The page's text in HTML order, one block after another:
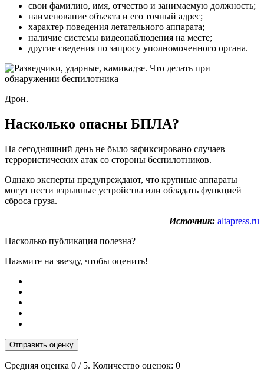
свои фамилию, имя, отчество и занимаемую должность;
наименование объекта и его точный адрес;
характер поведения летательного аппарата;
наличие системы видеонаблюдения на месте;
другие сведения по запросу уполномоченного органа.
Дрон.
Насколько опасны БПЛА?
На сегодняшний день не было зафиксировано случаев
террористических атак со стороны беспилотников.
Однако эксперты предупреждают, что крупные аппараты
могут нести взрывные устройства или обладать функцией
сброса груза.
Источник: altapress.ru
Насколько публикация полезна?
Нажмите на звезду, чтобы оценить!
Отправить оценку
Средняя оценка 0 / 5. Количество оценок: 0